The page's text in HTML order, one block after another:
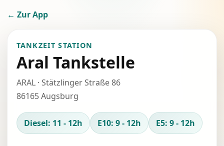
← Zur App
TANKZEIT STATION
Aral Tankstelle
ARAL · Stätzlinger Straße 86
86165 Augsburg
Diesel: 11 - 12h E10: 9 - 12h E5: 9 - 12h